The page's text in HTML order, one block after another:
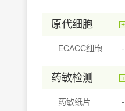
原代细胞
ECACC细胞
药敏检测
药敏纸片